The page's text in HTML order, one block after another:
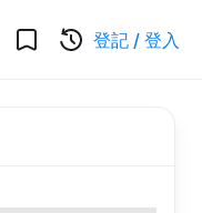
登記 / 登入